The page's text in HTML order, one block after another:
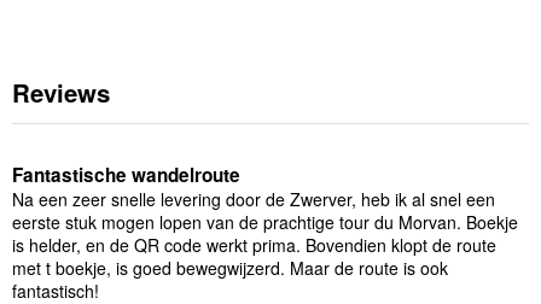
Reviews
Fantastische wandelroute
Na een zeer snelle levering door de Zwerver, heb ik al snel een
eerste stuk mogen lopen van de prachtige tour du Morvan. Boekje
is helder, en de QR code werkt prima. Bovendien klopt de route
met t boekje, is goed bewegwijzerd. Maar de route is ook
fantastisch!